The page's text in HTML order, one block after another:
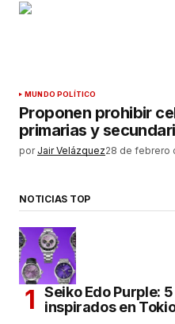
MUNDO POLÍTICO
Proponen prohibir
primarias y
por Jair Velázquez28 de febrero
NOTICIAS TOP
Seiko Edo Purple:
inspirados en